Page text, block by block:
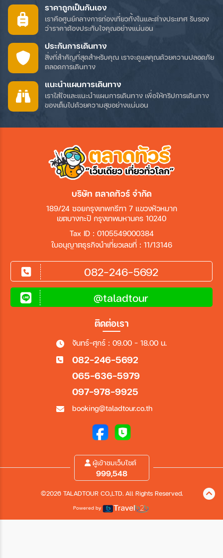
ราคาถูกเป็นกันเอง
เราคือศูนย์กลางการท่องเที่ยวทั้งในและต่างประเทศ รับรอง
ว่าราคาต้องประทับใจคุณอย่างแน่นอน
ประกันการเดินทาง
สิ่งที่สำคัญที่สุดสำหรับคุณ เราจะดูแลคุณด้วยความปลอดภัย
ตลอดการเดินทาง
แนะนำแผนการเดินทาง
เราใส่ใจและแนะนำแผนการเดินทาง เพื่อให้ทริปการเดินทาง
ของเต็มไปด้วยความสุขอย่างแน่นอน
บริษัท ตลาดทัวร์ จำกัด
189/24 ซอยกรุงเทพกรีฑา 7 แขวงหัวหมาก
เขตบางกะปิ กรุงเทพมหานคร 10240
Tax ID : 0105549000384
ใบอนุญาตธุรกิจนำเที่ยวเลขที่ : 11/13146
082-246-5692
@taladtour
ติดต่อเรา
จันทร์-ศุกร์ : 09.00 - 18.00 น.
082-246-5692
065-636-5979
097-978-9925
booking@taladtour.co.th
ผู้เข้าชมเว็บไซต์
999,548
©2026 TALADTOUR CO.,LTD. All Rights Reserved.
Powered by